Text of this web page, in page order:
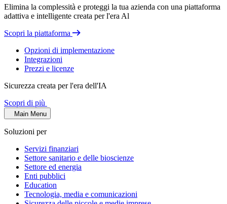
Elimina la complessità e proteggi la tua azienda con una piattaforma
adattiva e intelligente creata per l'era Al
Scopri la piattaforma
Opzioni di implementazione
Integrazioni
Prezzi e licenze
Sicurezza creata per l'era dell'IA
Scopri di più
Main Menu
Soluzioni per
Servizi finanziari
Settore sanitario e delle bioscienze
Settore ed energia
Enti pubblici
Education
Tecnologia, media e comunicazioni